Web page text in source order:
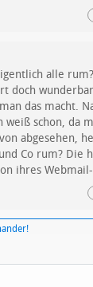
alle
doch
das macht.
weiß schon, da
abgesehen,
Co rum? Die
ihres